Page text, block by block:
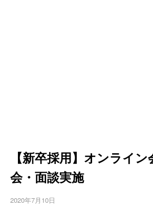
【新卒採用】オンライ
会・面談実施
2020年7月10日